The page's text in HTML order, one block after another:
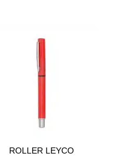
ROLLER LEYCO